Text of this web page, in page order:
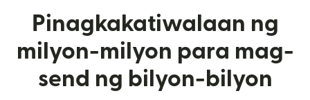
Pinagkakatiwalaan ng
milyon-milyon para mag-
send ng bilyon-bilyon